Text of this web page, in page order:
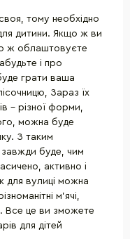
тому необхідно
дитини. Якщо ж ви
ж облаштовуєте
і про
грати ваша
Зараз їх
- різної форми,
можна буде
З таким
завжди буде, чим
активно і
для вулиці можна
м'ячі,
Все це ви зможете
для дітей